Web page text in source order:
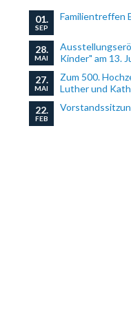
01.
SEP
Familientreffen
28.
MAI
Kinder" am 13.
27.
MAI
Zum 500.
Luther und
22.
FEB